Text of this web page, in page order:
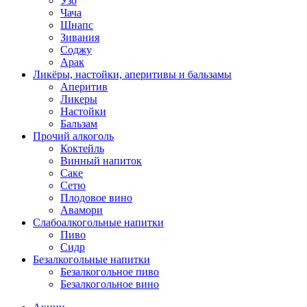
Чача
Шнапс
Зивания
Соджу
Арак
Ликёры, настойки, аперитивы и бальзамы
Аперитив
Ликеры
Настойки
Бальзам
Прочий алкоголь
Коктейль
Винный напиток
Саке
Сетю
Плодовое вино
Авамори
Слабоалкогольные напитки
Пиво
Сидр
Безалкогольные напитки
Безалкогольное пиво
Безалкогольное вино